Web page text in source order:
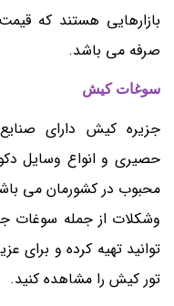
بازارهایی هستند که
صرفه می باشد.
سوغات کیش
جزیره کیش دارای
حصیری و انواع وسایل
محبوب در کشورمان می
وشکلات از جمله سوغات
توانید تهیه کرده و برای
تور کیش را مشاهده کنید.